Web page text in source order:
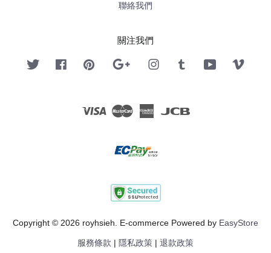
聯絡我們
關注我們
Twitter FacebookPinterest Google InstagramTumblr YouTube
Visa Master American
Copyright © 2026 royhsieh. E-commerce Powered by EasyStore
服務條款 隱私政策 退款政策